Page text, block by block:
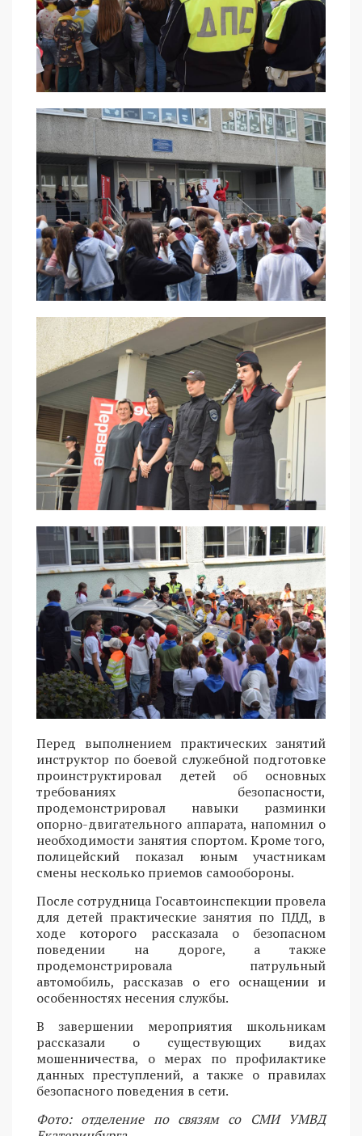
Перед выполнением практических занятий
инструктор по боевой служебной подготовке
проинструктировал детей об основных
требованиях безопасности,
продемонстрировал навыки разминки
опорно-двигательного аппарата, напомнил о
необходимости занятия спортом. Кроме того,
полицейский показал юным участникам
смены несколько приемов самообороны.
После сотрудница Госавтоинспекции провела
для детей практические занятия по ПДД, в
ходе которого рассказала о безопасном
поведении на дороге, а также
продемонстрировала патрульный
автомобиль, рассказав о его оснащении и
особенностях несения службы.
В завершении мероприятия школьникам
рассказали о существующих видах
мошенничества, о мерах по профилактике
данных преступлений, а также о правилах
безопасного поведения в сети.
Фото: отделение по связям со СМИ УМВД